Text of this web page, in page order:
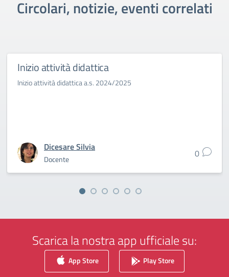
Circolari, notizie, eventi correlati
Inizio attività didattica
Inizio attività didattica a.s. 2024/2025
Dicesare Silvia
Docente 0
Scarica la nostra app ufficiale su:
App Store Play Store